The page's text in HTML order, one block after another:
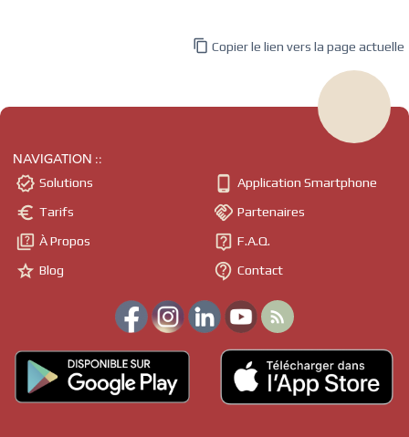
 Copier le lien vers la page actuelle
NAVIGATION ::
 Solutions
 Tarifs
 À Propos
 Blog
 Application Smartphone
 Partenaires
 F.A.Q.
 Contact
